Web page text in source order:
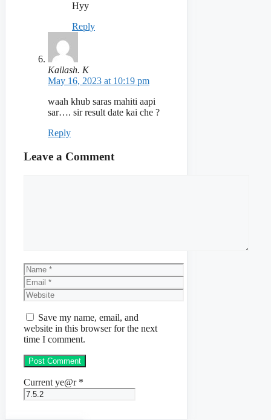
Hyy
Reply
Kailash. K
May 16, 2023 at 10:19 pm
waah khub saras mahiti aapi
sar…. sir result date kai che ?
Reply
Leave a Comment
Name
Email
Website
Save my name, email, and
website in this browser for the next
time I comment.
Current ye@r *